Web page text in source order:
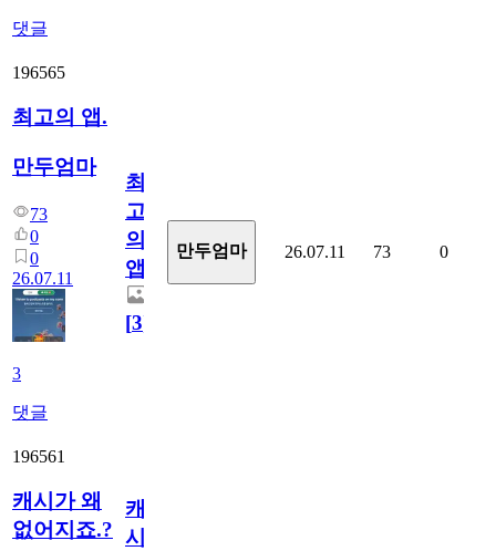
댓글
196565
최고의 앱.
만두엄마
73
0
0
26.07.11
3
댓글
최
고
의
앱.
[3]
만두엄마 26.07.11 73 0
196561
캐시가 왜
없어지죠.?
캐
시